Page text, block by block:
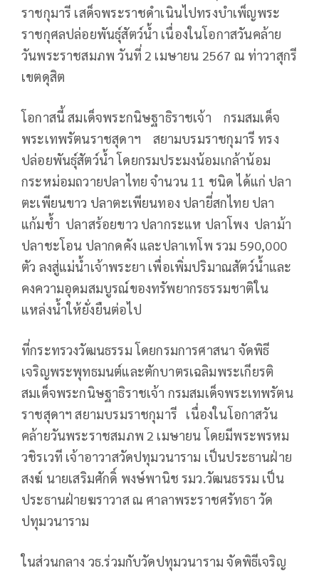
ราชกุมารี เสด็จพระราชดำเนินไปทรงบำเพ็ญพระ
ราชกุศลปล่อยพันธุ์สัตว์น้ำ เนื่องในโอกาสวันคล้าย
วันพระราชสมภพ วันที่ 2 เมษายน 2567 ณ ท่าวาสุกรี
เขตดุสิต
โอกาสนี้ สมเด็จพระกนิษฐาธิราชเจ้า กรมสมเด็จ
พระเทพรัตนราชสุดาฯ สยามบรมราชกุมารี ทรง
ปล่อยพันธุ์สัตว์น้ำ โดยกรมประมงน้อมเกล้าน้อม
กระหม่อมถวายปลาไทย จำนวน 11 ชนิด ได้แก่ ปลา
ตะเพียนขาว ปลาตะเพียนทอง ปลายี่สกไทย ปลา
แก้มช้ำ ปลาสร้อยขาว ปลากระแห ปลาโพง ปลาม้า
ปลาชะโอน ปลากดคัง และปลาเทโพ รวม 590,000
ตัว ลงสู่แม่น้ำเจ้าพระยา เพื่อเพิ่มปริมาณสัตว์น้ำและ
คงความอุดมสมบูรณ์ของทรัพยากรธรรมชาติใน
แหล่งน้ำให้ยั่งยืนต่อไป
ที่กระทรวงวัฒนธรรม โดยกรมการศาสนา จัดพิธี
เจริญพระพุทธมนต์และตักบาตรเฉลิมพระเกียรติ
สมเด็จพระกนิษฐาธิราชเจ้า กรมสมเด็จพระเทพรัตน
ราชสุดาฯ สยามบรมราชกุมารี เนื่องในโอกาสวัน
คล้ายวันพระราชสมภพ 2 เมษายน โดยมีพระพรหม
วชิรเวที เจ้าอาวาสวัดปทุมวนาราม เป็นประธานฝ่าย
สงฆ์ นายเสริมศักดิ์ พงษ์พานิช รมว.วัฒนธรรม เป็น
ประธานฝ่ายฆราวาส ณ ศาลาพระราชศรัทธา วัด
ปทุมวนาราม
ในส่วนกลาง วธ.ร่วมกับวัดปทุมวนาราม จัดพิธีเจริญ